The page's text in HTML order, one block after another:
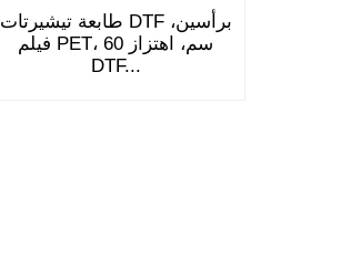
طابعة تيشيرتات DTF برأسين،
فيلم PET، 60 سم، اهتزاز
DTF...